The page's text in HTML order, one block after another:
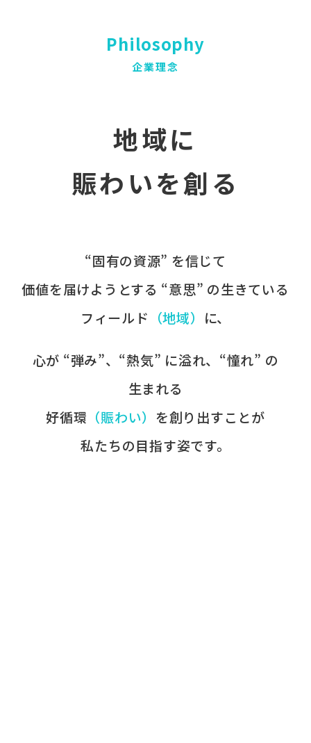
Philosophy
企業理念
地域に
賑わいを創る
“固有の​資源” を​信じて
価値を​届けようとする​ “意思” の​生きている
フィールド ​（地域） に、​
心が​ “弾み”、​“熱気” に​溢れ、​“憧れ” の​
生まれる
好循環 ​（賑わい） を​創り出すことが
​私たちの​目指す姿です。​